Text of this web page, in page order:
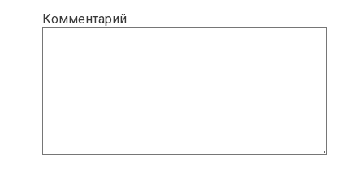
Комментарий